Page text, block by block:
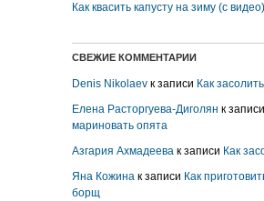
Как квасить капусту на зиму (с видео)
СВЕЖИЕ КОММЕНТАРИИ
Denis Nikolaev к записи Как
Елена Расторгуева-Диголян к записи
мариновать опята
Азгария Ахмадеева к записи Как
Яна Кожина к записи Как
борщ